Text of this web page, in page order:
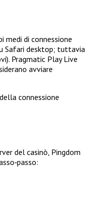
medi di connessione
Safari desktop; tuttavia
Pragmatic Play Live
avviare
connessione
del casinò, Pingdom